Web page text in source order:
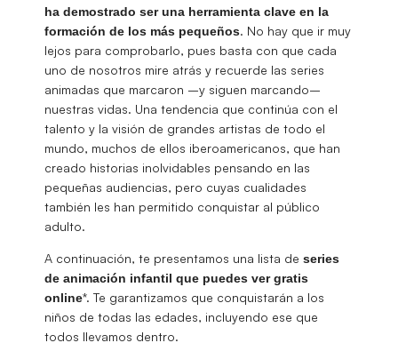
ha demostrado ser una herramienta clave en la
formación de los más pequeños. No hay que ir muy
lejos para comprobarlo, pues basta con que cada
uno de nosotros mire atrás y recuerde las series
animadas que marcaron –y siguen marcando–
nuestras vidas. Una tendencia que continúa con el
talento y la visión de grandes artistas de todo el
mundo, muchos de ellos iberoamericanos, que han
creado historias inolvidables pensando en las
pequeñas audiencias, pero cuyas cualidades
también les han permitido conquistar al público
adulto.
A continuación, te presentamos una lista de series
de animación infantil que puedes ver gratis
online*. Te garantizamos que conquistarán a los
niños de todas las edades, incluyendo ese que
todos llevamos dentro.